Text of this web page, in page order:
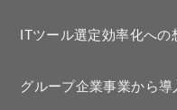
ITツール選定効率化への
グループ企業事業から